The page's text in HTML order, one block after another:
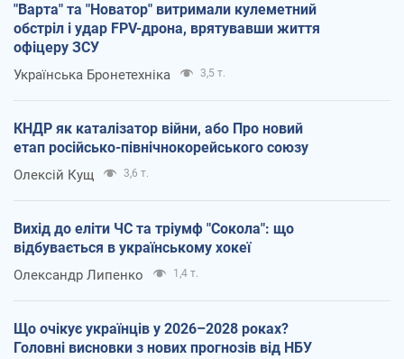
"Варта" та "Новатор" витримали кулеметний
обстріл і удар FPV-дрона, врятувавши життя
офіцеру ЗСУ
Українська Бронетехніка 3,5 т.
КНДР як каталізатор війни, або Про новий
етап російсько-північнокорейського союзу
Олексій Кущ 3,6 т.
Вихід до еліти ЧС та тріумф "Сокола": що
відбувається в українському хокеї
Олександр Липенко 1,4 т.
Що очікує українців у 2026–2028 роках?
Головні висновки з нових прогнозів від НБУ